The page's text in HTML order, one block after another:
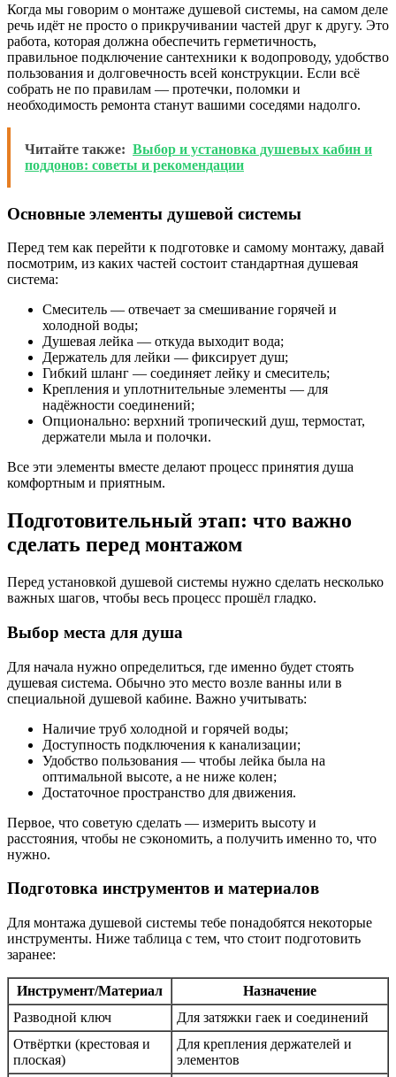
Когда мы говорим о монтаже душевой системы, на самом деле
речь идёт не просто о прикручивании частей друг к другу. Это
работа, которая должна обеспечить герметичность,
правильное подключение сантехники к водопроводу, удобство
пользования и долговечность всей конструкции. Если всё
собрать не по правилам — протечки, поломки и
необходимость ремонта станут вашими соседями надолго.
Читайте также: Выбор и установка душевых кабин и
поддонов: советы и рекомендации
Основные элементы душевой системы
Перед тем как перейти к подготовке и самому монтажу, давай
посмотрим, из каких частей состоит стандартная душевая
система:
Смеситель — отвечает за смешивание горячей и
холодной воды;
Душевая лейка — откуда выходит вода;
Держатель для лейки — фиксирует душ;
Гибкий шланг — соединяет лейку и смеситель;
Крепления и уплотнительные элементы — для
надёжности соединений;
Опционально: верхний тропический душ, термостат,
держатели мыла и полочки.
Все эти элементы вместе делают процесс принятия душа
комфортным и приятным.
Подготовительный этап: что важно
сделать перед монтажом
Перед установкой душевой системы нужно сделать несколько
важных шагов, чтобы весь процесс прошёл гладко.
Выбор места для душа
Для начала нужно определиться, где именно будет стоять
душевая система. Обычно это место возле ванны или в
специальной душевой кабине. Важно учитывать:
Наличие труб холодной и горячей воды;
Доступность подключения к канализации;
Удобство пользования — чтобы лейка была на
оптимальной высоте, а не ниже колен;
Достаточное пространство для движения.
Первое, что советую сделать — измерить высоту и
расстояния, чтобы не сэкономить, а получить именно то, что
нужно.
Подготовка инструментов и материалов
Для монтажа душевой системы тебе понадобятся некоторые
инструменты. Ниже таблица с тем, что стоит подготовить
заранее:
Инструмент/Материал
Назначение
Разводной ключ
Для затяжки гаек и соединений
Отвёртки (крестовая и
плоская)
Для крепления держателей и
элементов